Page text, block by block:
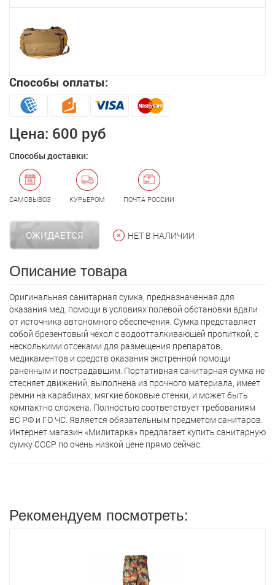
Способы оплаты:
Цена: 600 руб
Способы доставки:
САМОВЫВОЗ КУРЬЕРОМ ПОЧТА РОССИИ
ОЖИДАЕТСЯ НЕТ В НАЛИЧИИ
Описание товара
Оригинальная санитарная сумка, предназначенная для
оказания мед. помощи в условиях полевой обстановки вдали
от источника автономного обеспечения. Сумка представляет
собой брезентовый чехол с водоотталкивающей пропиткой, с
несколькими отсеками для размещения препаратов,
медикаментов и средств оказания экстренной помощи
раненным и пострадавшим. Портативная санитарная сумка не
стесняет движений, выполнена из прочного материала, имеет
ремни на карабинах, мягкие боковые стенки, и может быть
компактно сложена. Полностью соответствует требованиям
ВС РФ и ГО ЧС. Является обязательным предметом санитаров.
Интернет магазин «Милитарка» предлагает кyпить санитарную
сумку СССР по очень низкой цене прямо сейчас.
Рекомендуем посмотреть: